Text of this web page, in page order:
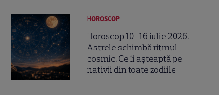
HOROSCOP
Horoscop 10–16 iulie 2026.
Astrele schimbă ritmul
cosmic. Ce îi așteaptă pe
nativii din toate zodiile